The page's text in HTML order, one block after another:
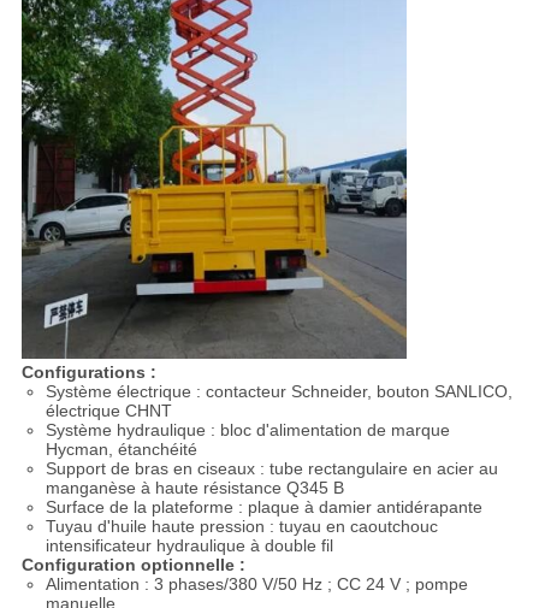
Configurations :
Système électrique : contacteur Schneider, bouton SANLICO,
électrique CHNT
Système hydraulique : bloc d'alimentation de marque
Hycman, étanchéité
Support de bras en ciseaux : tube rectangulaire en acier au
manganèse à haute résistance Q345 B
Surface de la plateforme : plaque à damier antidérapante
Tuyau d'huile haute pression : tuyau en caoutchouc
intensificateur hydraulique à double fil
Configuration optionnelle :
Alimentation : 3 phases/380 V/50 Hz ; CC 24 V ; pompe
manuelle